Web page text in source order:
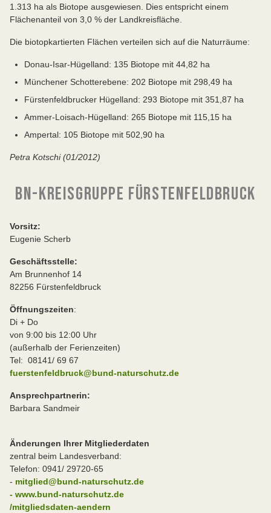
1.313 ha als Biotope ausgewiesen. Dies entspricht einem
Flächenanteil von 3,0 % der Landkreisfläche.
Die biotopkartierten Flächen verteilen sich auf die Naturräume:
Donau-Isar-Hügelland: 135 Biotope mit 44,82 ha
Münchener Schotterebene: 202 Biotope mit 298,49 ha
Fürstenfeldbrucker Hügelland: 293 Biotope mit 351,87 ha
Ammer-Loisach-Hügelland: 265 Biotope mit 115,15 ha
Ampertal: 105 Biotope mit 502,90 ha
Petra Kotschi (01/2012)
BN-KREISGRUPPE FÜRSTENFELDBRUCK
Vorsitz:
Eugenie Scherb
Geschäftsstelle:
Am Brunnenhof 14
82256 Fürstenfeldbruck
Öffnungszeiten:
Di + Do
von 9:00 bis 12:00 Uhr
(außerhalb der Ferienzeiten)
Tel: 08141/ 69 67
fuerstenfeldbruck@bund-naturschutz.de
Ansprechpartnerin:
Barbara Sandmeir
Änderungen Ihrer Mitgliederdaten
zentral beim Landesverband:
Telefon: 0941/ 29720-65
- mitglied@bund-naturschutz.de
- www.bund-naturschutz.de
/mitgliedsdaten-aendern